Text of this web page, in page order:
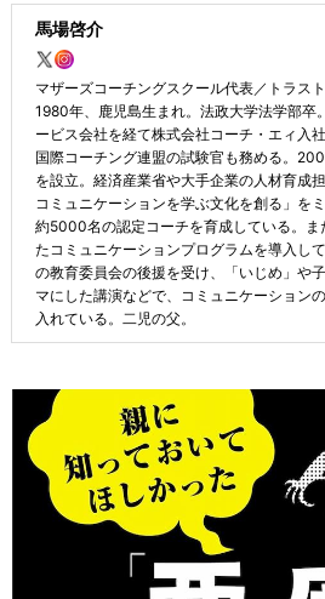
馬場啓介
マザーズコーチングスクール代表／トラス
1980年、鹿児島生まれ。法政大学法学部卒
ービス会社を経て株式会社コーチ・エィ入
国際コーチング連盟の試験官も務める。
を設立。経済産業省や大手企業の人材育成
コミュニケーションを学ぶ文化を創る」を
約5000名の認定コーチを育成している。
たコミュニケーションプログラムを導入し
の教育委員会の後援を受け、「いじめ」や
マにした講演などで、コミュニケーション
入れている。二児の父。